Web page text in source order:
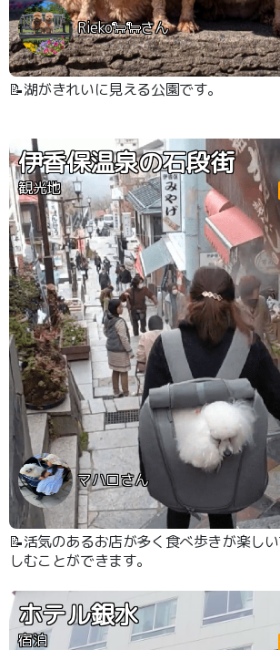
Rieko🐑🐑さん
📝湖がきれいに見える公園です。
伊香保温泉の石段街
観光地
マハロさん
📝活気のあるお店が多く食べ歩きが楽し
しむことができます。
ホテル銀水
宿泊